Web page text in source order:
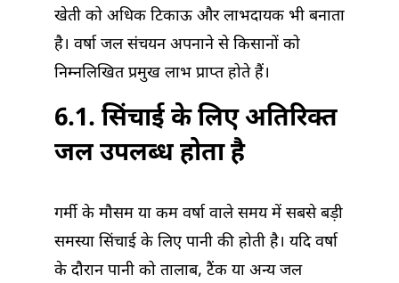
खेती को अधिक टिकाऊ और लाभदायक भी बनाता
है। वर्षा जल संचयन अपनाने से किसानों को
निम्नलिखित प्रमुख लाभ प्राप्त होते हैं।
6.1. सिंचाई के लिए अतिरिक्त
जल उपलब्ध होता है
गर्मी के मौसम या कम वर्षा वाले समय में सबसे बड़ी
समस्या सिंचाई के लिए पानी की होती है। यदि वर्षा
के दौरान पानी को तालाब, टैंक या अन्य जल